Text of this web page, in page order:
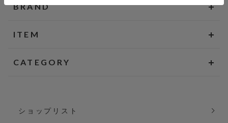
BRAND
ITEM
CATEGORY
ショップリスト